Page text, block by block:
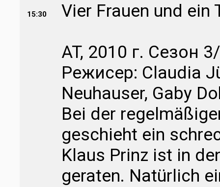
15:30
Vier Frauen und ein
AT, 2010 г. Сезон
Режисер: Claudia
Neuhauser, Gaby
Bei der
geschieht ein
Klaus Prinz ist in
geraten. Natürlich